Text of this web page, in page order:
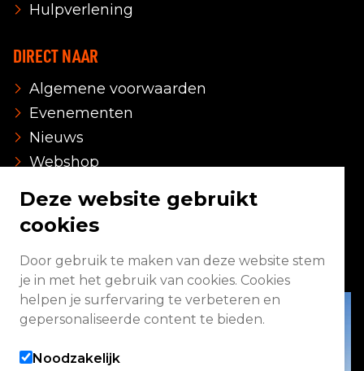
Hulpverlening
DIRECT NAAR
Algemene voorwaarden
Evenementen
Nieuws
Webshop
Vacatures
Contact
Faq
Deze website gebruikt
cookies
Door gebruik te maken van deze website stem
je in met het gebruik van cookies. Cookies
helpen je surfervaring te verbeteren en
gepersonaliseerde content te bieden.
Noodzakelijk